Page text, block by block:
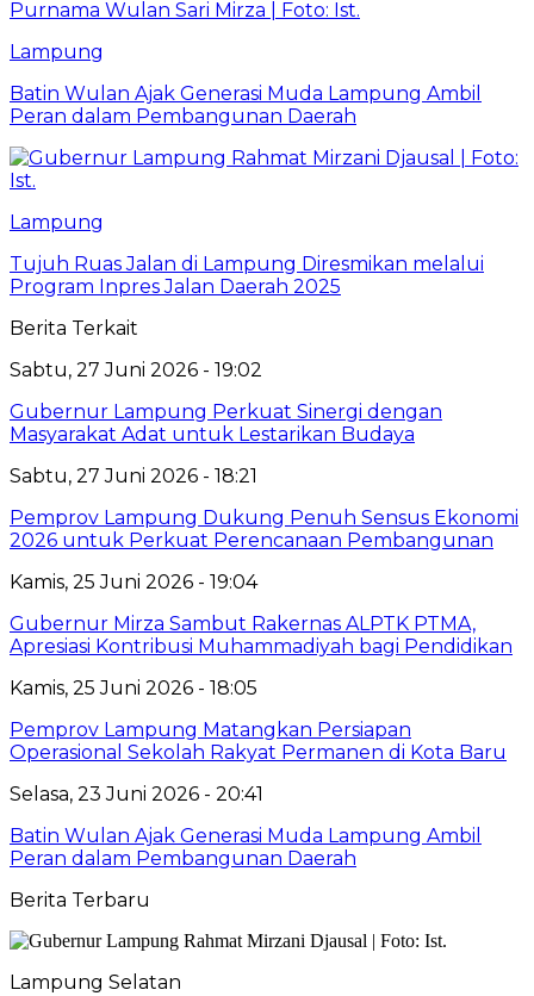
Lampung
Batin Wulan Ajak Generasi Muda Lampung Ambil
Peran dalam Pembangunan Daerah
Lampung
Tujuh Ruas Jalan di Lampung Diresmikan melalui
Program Inpres Jalan Daerah 2025
Berita Terkait
Sabtu, 27 Juni 2026 - 19:02
Gubernur Lampung Perkuat Sinergi dengan
Masyarakat Adat untuk Lestarikan Budaya
Sabtu, 27 Juni 2026 - 18:21
Pemprov Lampung Dukung Penuh Sensus Ekonomi
2026 untuk Perkuat Perencanaan Pembangunan
Kamis, 25 Juni 2026 - 19:04
Gubernur Mirza Sambut Rakernas ALPTK PTMA,
Apresiasi Kontribusi Muhammadiyah bagi Pendidikan
Kamis, 25 Juni 2026 - 18:05
Pemprov Lampung Matangkan Persiapan
Operasional Sekolah Rakyat Permanen di Kota Baru
Selasa, 23 Juni 2026 - 20:41
Batin Wulan Ajak Generasi Muda Lampung Ambil
Peran dalam Pembangunan Daerah
Berita Terbaru
Lampung Selatan